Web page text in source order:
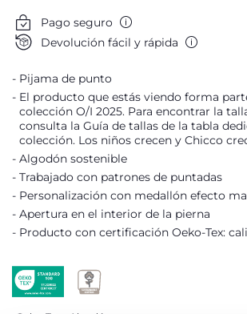
Pago seguro
Devolución fácil y rápida
Pijama de punto
El producto que estás viendo forma
colección O/I 2025. Para encontrar la
consulta la Guía de tallas de la tabla
colección. Los niños crecen y Chicco
Algodón sostenible
Trabajado con patrones de puntadas
Personalización con medallón efecto
Apertura en el interior de la pierna
Producto con certificación Oeko-Tex: